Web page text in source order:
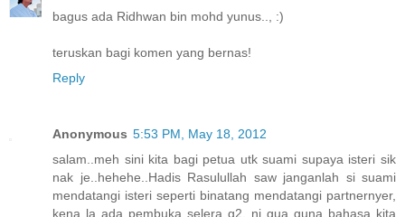
bagus ada Ridhwan bin mohd yunus.., :)
teruskan bagi komen yang bernas!
Reply
Anonymous 5:53 PM, May 18, 2012
salam..meh sini kita bagi petua utk suami supaya isteri sik
nak je..hehehe..Hadis Rasulullah saw janganlah si suami
mendatangi isteri seperti binatang mendatangi partnernyer,
kena la ada pembuka selera g2, ni gua guna bahasa kita